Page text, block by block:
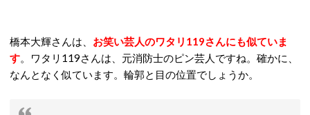
橋本大輝さんは、 お笑い芸人のワタリ119さんにも似ていま
す。ワタリ119さんは、元消防士のピン芸人ですね。確かに、
なんとなく似ています。輪郭と目の位置でしょうか。